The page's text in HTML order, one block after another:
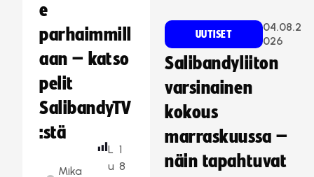
e
parhaimmill
aan – katso
pelit
SalibandyTV
:stä
Mika
L
u
1
8
UUTISET
04.08.2
026
Salibandyliiton
varsinainen
kokous
marraskuussa –
näin tapahtuvat